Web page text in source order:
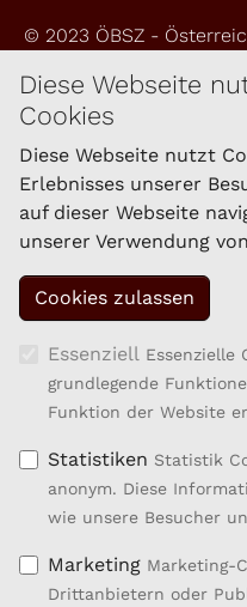
Diese Webseite
Cookies
Diese Webseite nutzt
Erlebnisses unserer
auf dieser Webseite
unserer Verwendung
Essenziell Essenzielle
grundlegende
Funktion der Website
Statistiken Statistik
anonym. Diese
wie unsere Besucher
Marketing Marketing-
Drittanbietern oder
© 2023 ÖBSZ -
Impressum
KONTAKT
Schaf- und Ziegenzucht
Brixner Straße 1
6020 Innsbruck
Tel.: 059/292-1861
Fax: 059/292-1869